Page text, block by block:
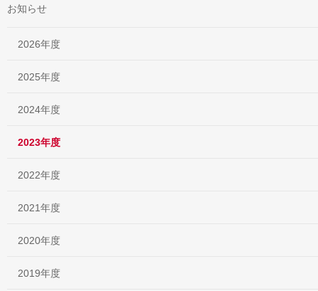
お知らせ
2026年度
2025年度
2024年度
2023年度
2022年度
2021年度
2020年度
2019年度